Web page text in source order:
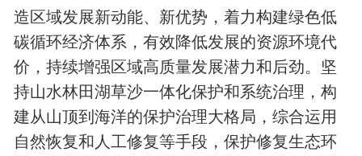
造区域发展新动能、新优势，着力构建绿色低
碳循环经济体系，有效降低发展的资源环境代
价，持续增强区域高质量发展潜力和后劲。坚
持山水林田湖草沙一体化保护和系统治理，构
建从山顶到海洋的保护治理大格局，综合运用
自然恢复和人工修复等手段，保护修复生态环